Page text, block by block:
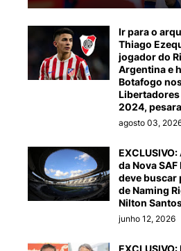
Ir para o
Thiago
jogador do
Argentina e
Botafogo
Libertadores
2024,
agosto 03,
da Nova
deve buscar
de Naming
Nilton
junho 12, 2026